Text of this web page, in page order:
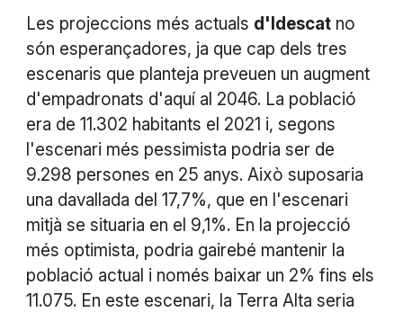
Les projeccions més actuals d'Idescatno
són esperançadores, ja que cap dels tres
escenaris que planteja preveuen un augment
d'empadronats d'aquí al 2046. La població
era de 11.302 habitants el 2021 i, segons
l'escenari més pessimista podria ser de
9.298 persones en 25 anys. Això suposaria
una davallada del 17,7%, que en l'escenari
mitjà se situaria en el 9,1%. En la projecció
més optimista, podria gairebé mantenir la
població actual i només baixar un 2% fins els
11.075. En este escenari, la Terra Alta seria